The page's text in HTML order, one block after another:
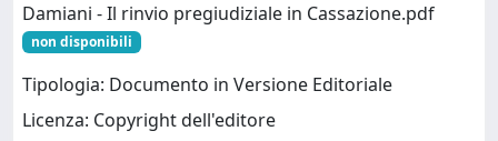
Damiani - Il rinvio pregiudiziale in Cassazione.pdf
non disponibili
Tipologia: Documento in Versione Editoriale
Licenza: Copyright dell'editore